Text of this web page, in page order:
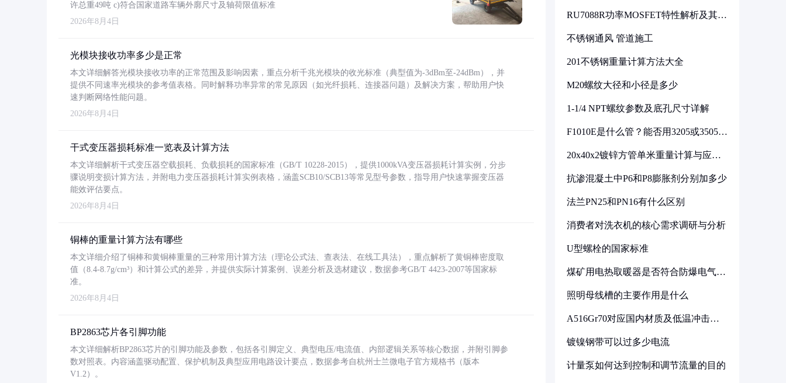
许总重49吨 c)符合国家道路车辆外廓尺寸及轴荷限值标准
2026年8月4日
光模块接收功率多少是正常
本文详细解答光模块接收功率的正常范围及影响因素，重点分析千兆光模块的收光标准（典型值为-3dBm至-24dBm），并
提供不同速率光模块的参考值表格。同时解释功率异常的常见原因（如光纤损耗、连接器问题）及解决方案，帮助用户快
速判断网络性能问题。
2026年8月4日
干式变压器损耗标准一览表及计算方法
本文详细解析干式变压器空载损耗、负载损耗的国家标准（GB/T 10228-2015），提供1000kVA变压器损耗计算实例，分步
骤说明变损计算方法，并附电力变压器损耗计算实例表格，涵盖SCB10/SCB13等常见型号参数，指导用户快速掌握变压器
能效评估要点。
2026年8月4日
铜棒的重量计算方法有哪些
本文详细介绍了铜棒和黄铜棒重量的三种常用计算方法（理论公式法、查表法、在线工具法），重点解析了黄铜棒密度取
值（8.4-8.7g/cm³）和计算公式的差异，并提供实际计算案例、误差分析及选材建议，数据参考GB/T 4423-2007等国家标
准。
2026年8月4日
BP2863芯片各引脚功能
本文详细解析BP2863芯片的引脚功能及参数，包括各引脚定义、典型电压/电流值、内部逻辑关系等核心数据，并附引脚参
数对照表。内容涵盖驱动配置、保护机制及典型应用电路设计要点，数据参考自杭州士兰微电子官方规格书（版本
V1.2）。
RU7088R功率MOSFET特性解析及其在
不锈钢通风 管道施工
201不锈钢重量计算方法大全
M20螺纹大径和小径是多少
1-1/4 NPT螺纹参数及底孔尺寸详解
F1010E是什么管？能否用3205或3505代
20x40x2镀锌方管单米重量计算与应用
抗渗混凝土中P6和P8膨胀剂分别加多少
法兰PN25和PN16有什么区别
消费者对洗衣机的核心需求调研与分析
U型螺栓的国家标准
煤矿用电热取暖器是否符合防爆电气设
照明母线槽的主要作用是什么
A516Gr70对应国内材质及低温冲击要
镀镍钢带可以过多少电流
计量泵如何达到控制和调节流量的目的